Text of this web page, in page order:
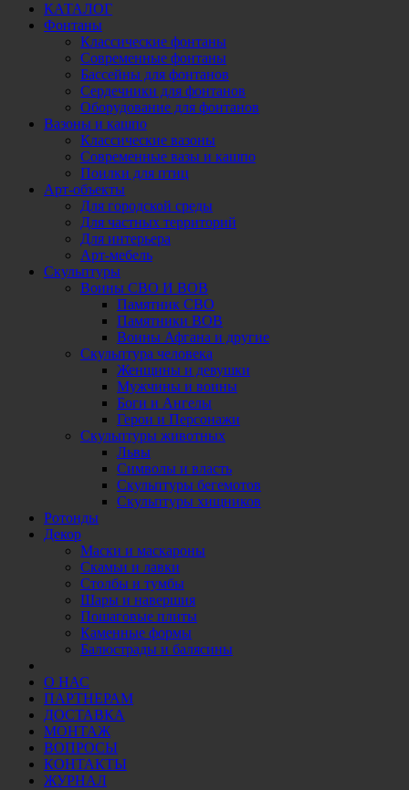
КАТАЛОГ
Фонтаны
Классические фонтаны
Современные фонтаны
Бассейны для фонтанов
Сердечники для фонтанов
Оборудование для фонтанов
Вазоны и кашпо
Классические вазоны
Современные вазы и кашпо
Поилки для птиц
Арт-объекты
Для городской среды
Для частных территорий
Для интерьера
Арт-мебель
Скульптуры
Воины СВО И ВОВ
Памятник СВО
Памятники ВОВ
Воины Афгана и другие
Скульптура человека
Женщины и девушки
Мужчины и воины
Боги и Ангелы
Герои и Персонажи
Скульптуры животных
Львы
Символы и власть
Скульптуры бегемотов
Скульптуры хищников
Ротонды
Декор
Маски и маскароны
Скамьи и лавки
Столбы и тумбы
Шары и навершия
Пошаговые плиты
Каменные формы
Балюстрады и балясины
О НАС
ПАРТНЕРАМ
ДОСТАВКА
МОНТАЖ
ВОПРОСЫ
КОНТАКТЫ
ЖУРНАЛ